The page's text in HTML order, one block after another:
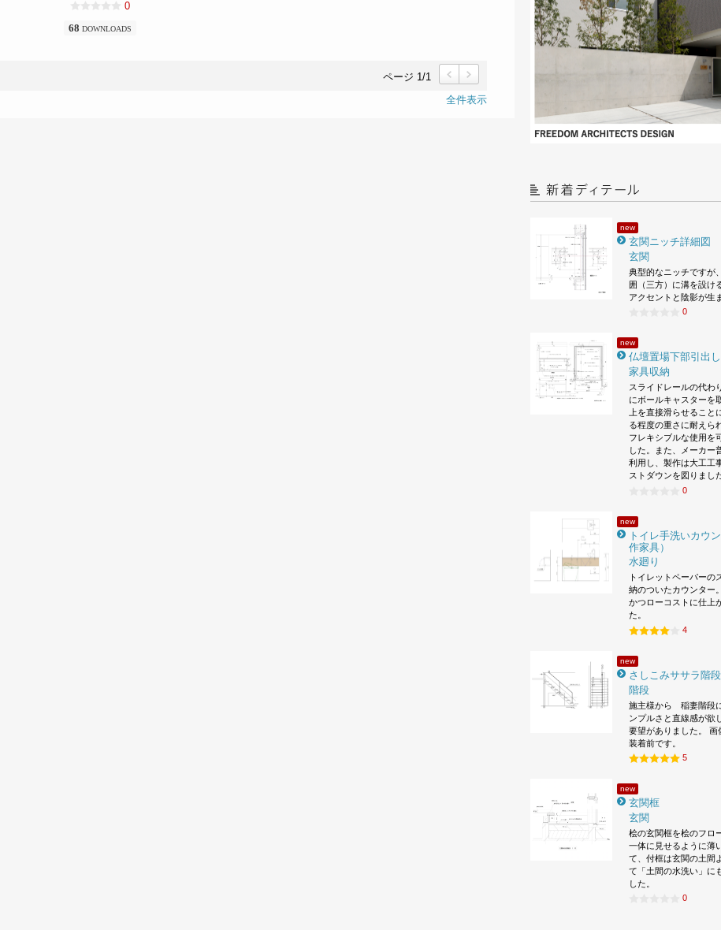
new
玄関ニッチ詳細図
玄関
典型的なニッチですが
囲（三方）に溝を設け
アクセントと陰影が生
0
new
仏壇置場下部引出
家具収納
スライドレールの代わ
にボールキャスターを
上を直接滑らせること
る程度の重さに耐えら
フレキシブルな使用を
した。また、メーカー
利用し、製作は大工工
ストダウンを図りまし
0
new
トイレ手洗いカウ
作家具）
水廻り
トイレットペーパーの
納のついたカウンター
かつローコストに仕上
た。
4
new
さしこみササラ階段
階段
施主様から 稲妻階段
ンプルさと直線感が
要望がありました。 画
装着前です。
5
new
玄関框
玄関
桧の玄関框を桧のフロ
一体に見せるように薄
て、付框は玄関の土間
て「土間の水洗い」に
した。
0
0
68 DOWNLOADS
ページ 1/1
前
次
全件表示